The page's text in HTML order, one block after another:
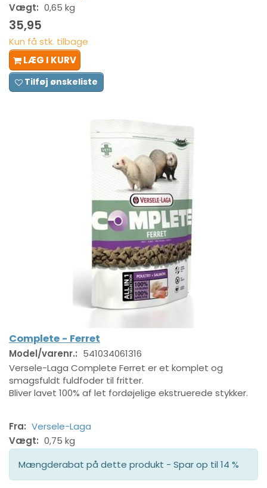
Vægt: 0,65 kg
35,95
Kun få stk. tilbage
LÆG I KURV
Tilføj ønskeliste
Complete - Ferret
Model/varenr.: 541034061316
Versele-Laga Complete Ferret er et komplet og
smagsfuldt fuldfoder til fritter.
Bliver lavet 100% af let fordøjelige ekstruerede stykker.
Fra: Versele-Laga
Vægt: 0,75 kg
Mængderabat på dette produkt - Spar op til 14 %